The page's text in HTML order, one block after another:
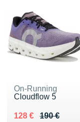
On-Running
Cloudflow 5
190 €
Au lieu de 190 €
128 €
Vendu 128 €